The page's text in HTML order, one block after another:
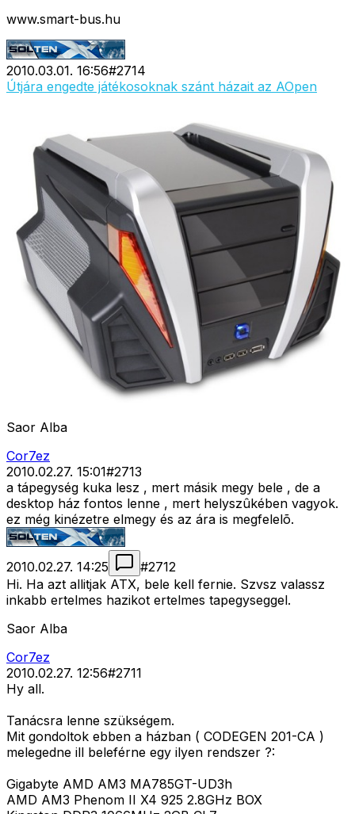
www.smart-bus.hu
2010.03.01. 16:56#2714
Útjára engedte játékosoknak szánt házait az AOpen
Saor Alba
Cor7ez
2010.02.27. 15:01#2713
a tápegység kuka lesz , mert másik megy bele , de a
desktop ház fontos lenne , mert helyszûkében vagyok.
ez még kinézetre elmegy és az ára is megfelelõ.
2010.02.27. 14:25 #2712
Hi. Ha azt allitjak ATX, bele kell fernie. Szvsz valassz
inkabb ertelmes hazikot ertelmes tapegyseggel.
Saor Alba
Cor7ez
2010.02.27. 12:56#2711
Hy all.
Tanácsra lenne szükségem.
Mit gondoltok ebben a házban ( CODEGEN 201-CA )
melegedne ill beleférne egy ilyen rendszer ?:
Gigabyte AMD AM3 MA785GT-UD3h
AMD AM3 Phenom II X4 925 2.8GHz BOX